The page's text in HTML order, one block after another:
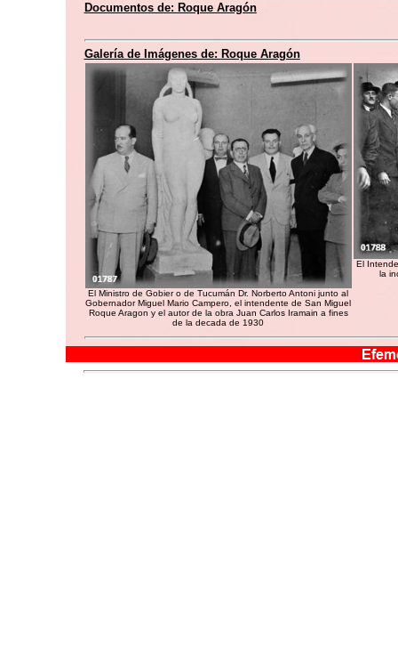
Documentos de: Roque Aragón
Galería de Imágenes de: Roque Aragón
El Ministro de Gobier o de Tucumán Dr. Norberto Antoni junto al
Gobernador Miguel Mario Campero, el intendente de San Miguel
Roque Aragon y el autor de la obra Juan Carlos Iramain a fines
de la decada de 1930
El
la